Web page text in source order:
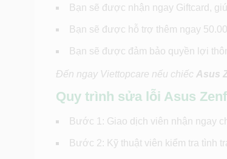
Bạn sẽ được nhận ngay Giftcard,
Bạn sẽ được hỗ trợ thêm ngay
Bạn sẽ được đảm bảo quyền lợi
Đến ngay Viettopcare nếu chiếc Asus
Quy trình sửa lỗi Asus
Bước 1: Giao dịch viên nhận ngay
Bước 2: Kỹ thuật viên kiểm tra tình